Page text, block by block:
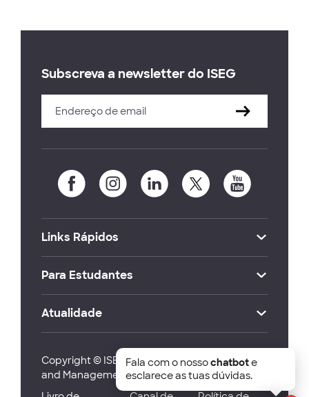
Subscreva a newsletter do ISEG
Links Rápidos
Para Estudantes
Atualidade
Copyright © ISEG Lisbon School of Economics
and Management 2026
Fala com o nossochatbote
esclarece as tuas dúvidas.